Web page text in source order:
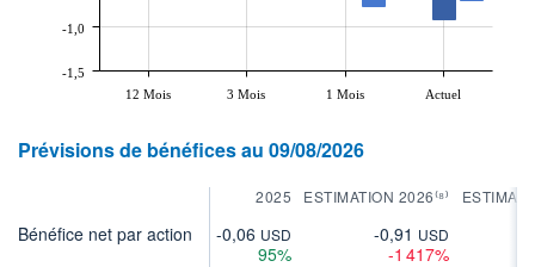
12 Mois 3 Mois 1 Mois Actuel
-1,5
-1,0
Prévisions de bénéfices au 09/08/2026
2025 ESTIMATION 2026⁽⁸⁾
Bénéfice net par action -0,06 USD
95%
-0,91 USD
-1 417%